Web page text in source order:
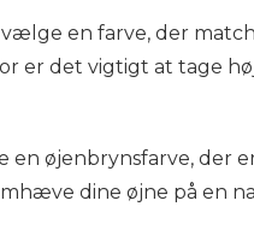
en farve, der
er det vigtigt at tage
øjenbrynsfarve, der
dine øjne på en